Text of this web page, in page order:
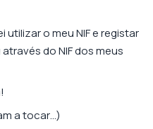
utilizar o meu NIF e registar
do NIF dos meus
a tocar…)